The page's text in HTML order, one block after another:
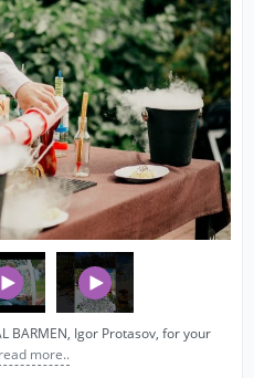
BARMEN, Igor Protasov, for your
read more..